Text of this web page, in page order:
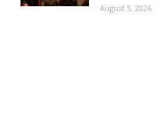
August 5, 2026